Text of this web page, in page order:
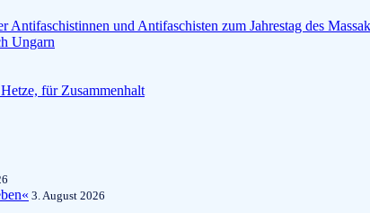
und Antifaschisten zum Jahrestag des
Ungarn
für Zusammenhalt
3. August 2026